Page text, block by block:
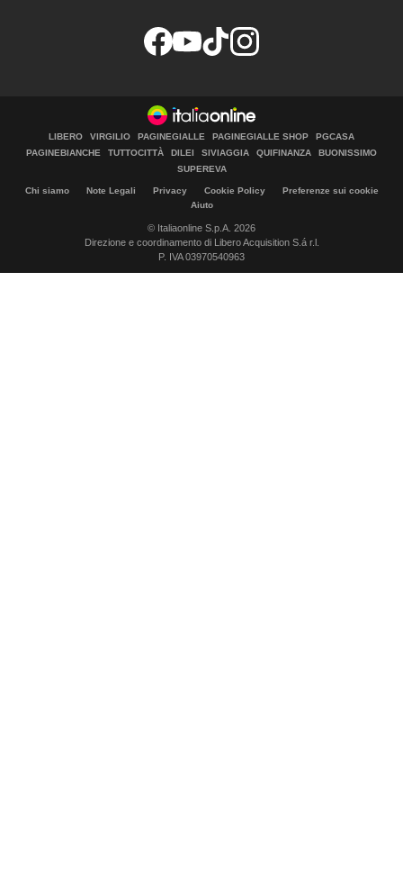
LIBERO VIRGILIO PAGINEGIALLE PAGINEGIALLE SHOP
PGCASA
PAGINEBIANCHE
TUTTOCITTÀ DILEI SIVIAGGIA QUIFINANZA
BUONISSIMO
SUPEREVA
Chi siamo Note Legali Privacy Cookie Policy
Preferenze sui cookie
Aiuto
© Italiaonline S.p.A. 2026
Direzione e coordinamento di Libero Acquisition S.á r.l.
P. IVA 03970540963